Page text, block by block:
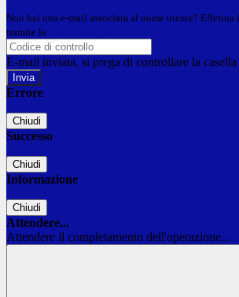
Non hai una e-mail associata al nome utente? Effettua
tramite la
E-mail inviata, si prega di controllare la
Errore
Chiudi
Successo
Chiudi
Informazione
Chiudi
Attendere...
Attendere il completamento dell'operazione...